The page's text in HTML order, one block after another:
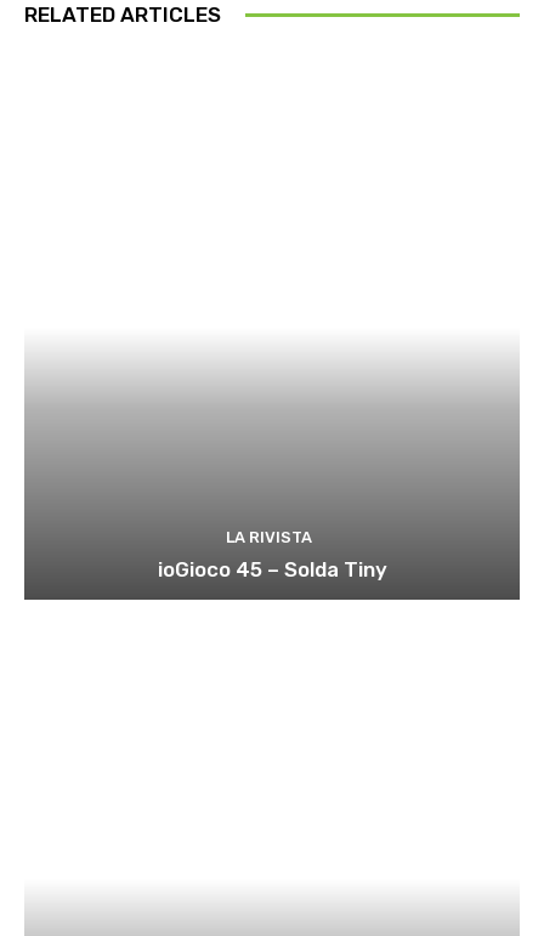
RELATED ARTICLES
LA RIVISTA
ioGioco 45 – Solda Tiny